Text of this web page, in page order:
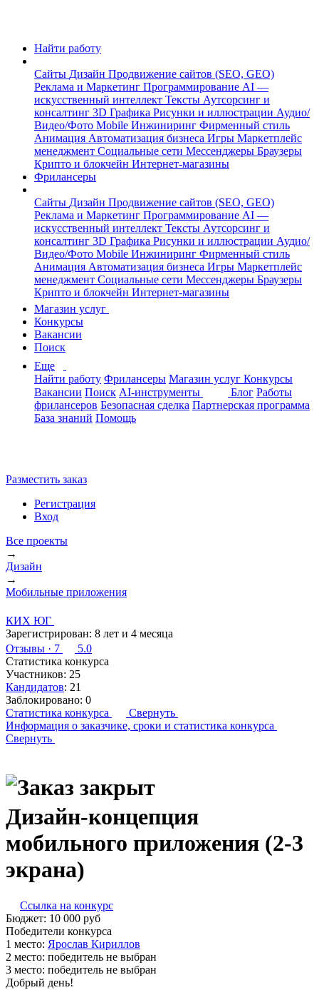
Найти работу
Сайты Дизайн Продвижение сайтов (SEO, GEO)
Реклама и Маркетинг Программирование AI —
искусственный интеллект Тексты Аутсорсинг и
консалтинг 3D Графика Рисунки и иллюстрации Аудио/
Видео/Фото Mobile Инжиниринг Фирменный стиль
Анимация Автоматизация бизнеса Игры Маркетплейс
менеджмент Социальные сети Мессенджеры Браузеры
Крипто и блокчейн Интернет-магазины
Фрилансеры
Сайты Дизайн Продвижение сайтов (SEO, GEO)
Реклама и Маркетинг Программирование AI —
искусственный интеллект Тексты Аутсорсинг и
консалтинг 3D Графика Рисунки и иллюстрации Аудио/
Видео/Фото Mobile Инжиниринг Фирменный стиль
Анимация Автоматизация бизнеса Игры Маркетплейс
менеджмент Социальные сети Мессенджеры Браузеры
Крипто и блокчейн Интернет-магазины
Магазин услуг
Конкурсы
Вакансии
Поиск
Еще
Найти работу Фрилансеры Магазин услуг Конкурсы
Вакансии Поиск AI-инструменты Блог Работы
фрилансеров Безопасная сделка Партнерская программа
База знаний Помощь
Разместить заказ
Регистрация
Вход
Все проекты
→
Дизайн
→
Мобильные приложения
КИХ ЮГ
Зарегистрирован: 8 лет и 4 месяца
Отзывы · 7
5.0
Статистика конкурса
Участников: 25
Кандидатов: 21
Заблокировано: 0
Статистика конкурса
Свернуть
Информация о заказчике, сроки и статистика конкурса
Свернуть
Дизайн-концепция
мобильного приложения (2-3
экрана)
Ссылка на конкурс
Бюджет: 10 000 руб
Победители конкурса
1 место: Ярос­лав Ки­рил­лов
2 место: победитель не выбран
3 место: победитель не выбран
Добрый день!